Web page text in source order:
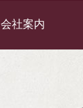
会社案内